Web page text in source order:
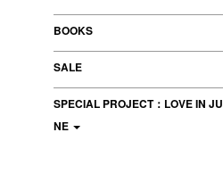
BOOKS
SALE
SPECIAL PROJECT：LOVE IN JU
NE